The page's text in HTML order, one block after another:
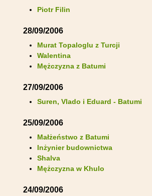
Piotr Filin
28/09/2006
Murat Topaloglu z Turcji
Walentina
Mężczyzna z Batumi
27/09/2006
Suren, Vlado i Eduard - Batumi
25/09/2006
Małżeństwo z Batumi
Inżynier budownictwa
Shalva
Mężczyzna w Khulo
24/09/2006